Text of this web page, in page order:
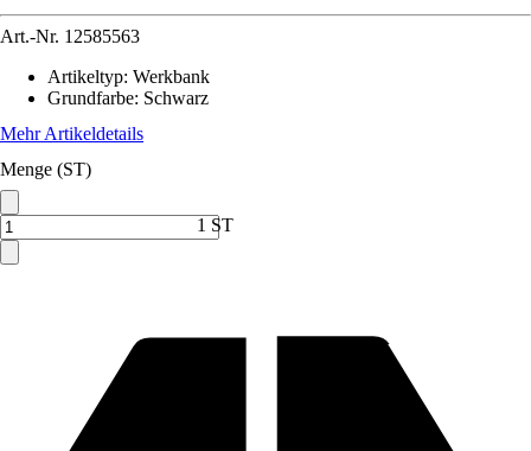
Art.-Nr. 12585563
Artikeltyp: Werkbank
Grundfarbe: Schwarz
Mehr Artikeldetails
Menge (ST)
1 ST